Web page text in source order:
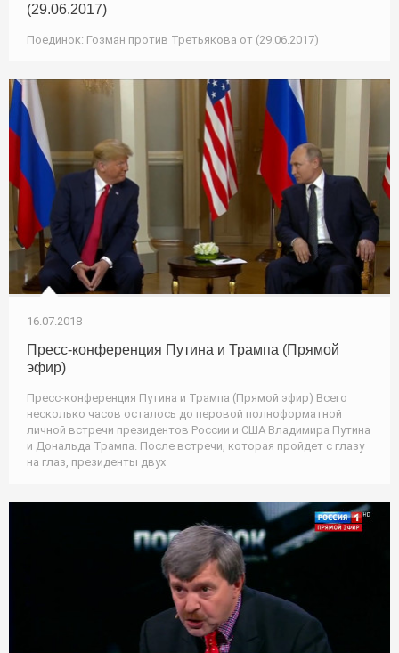
(29.06.2017)
Поединок: Гозман против Третьякова от (29.06.2017)
16.07.2018
Пресс-конференция Путина и Трампа (Прямой
эфир)
Пресс-конференция Путина и Трампа (Прямой эфир) Всего
несколько часов осталось до перовой полноформатной
личной встречи президентов России и США Владимира Путина
и Дональда Трампа. После встречи, которая пройдет с глазу
на глаз, президенты двух